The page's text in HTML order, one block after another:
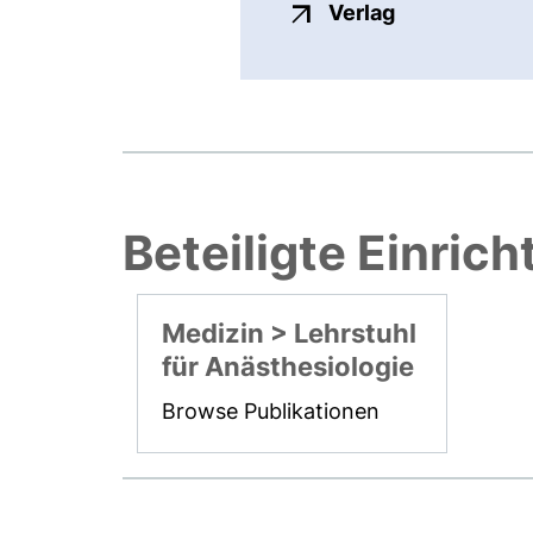
Verlagexterner
Beteiligte
Medizin > Lehrstuhl
für Anästhesiologie
Browse Publikationen